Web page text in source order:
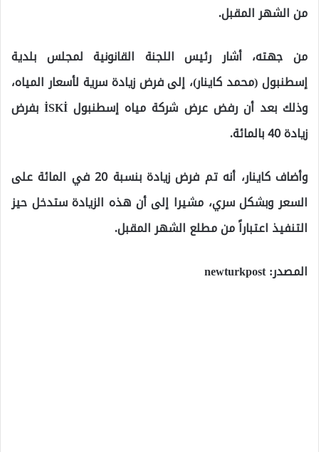
من الشهر المقبل.
من جهته، أشار رئيس اللجنة القانونية لمجلس بلدية
إسطنبول (محمد كاينار)، إلى فرض زيادة سرية لأسعار المياه،
وذلك بعد أن رفض عرض شركة مياه إسطنبول İSKİ بفرض
زيادة 40 بالمائة.
وأضاف كاينار، أنه تم فرض زيادة بنسبة 20 في المائة على
السعر وبشكل سري، مشيرا إلى أن هذه الزيادة ستدخل حيز
التنفيذ اعتباراً من مطلع الشهر المقبل.
المصدر: newturkpost